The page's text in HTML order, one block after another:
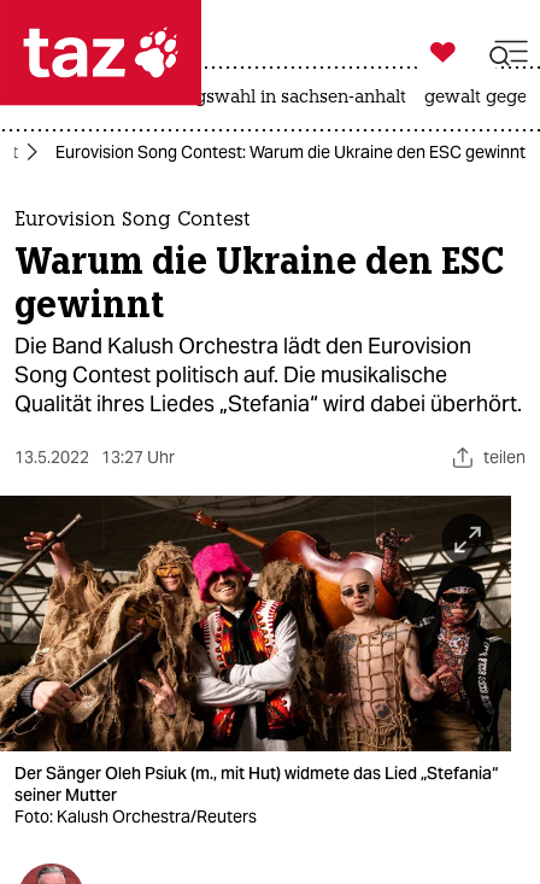
 taz zahl ich
taz zahl ich
themen
politik
öko
gesellschaft
sport
berlin
nord
wahrheit
verlag
verlag
veranstaltungen

taz zahl ich
landtagswahl in sachsen-anhalt gewalt
Eurovision Song Contest: Warum die Ukraine den ESC gewinnt
Eurovision Song Contest
Warum die Ukraine den ESC
gewinnt
Die Band Kalush Orchestra lädt den Eurovision
Song Contest politisch auf. Die musikalische
Qualität ihres Liedes „Stefania“ wird dabei überhört.
13.5.2022 13:27 Uhr teilen
Der Sänger Oleh Psiuk (m., mit Hut) widmete das Lied „Stefania“
seiner Mutter
Foto: Kalush Orchestra/Reuters